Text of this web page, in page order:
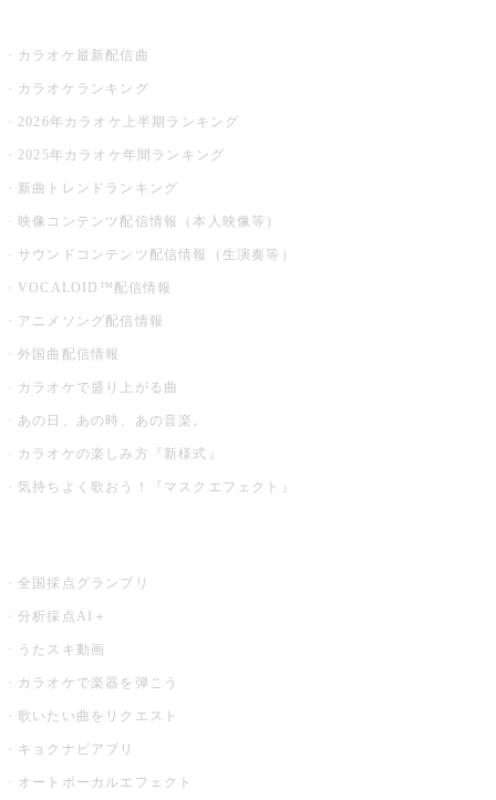
カラオケ最新配信曲
カラオケランキング
2026年カラオケ上半期ランキング
2025年カラオケ年間ランキング
新曲トレンドランキング
映像コンテンツ配信情報（本人映像等）
サウンドコンテンツ配信情報（生演奏等）
VOCALOID™配信情報
アニメソング配信情報
外国曲配信情報
カラオケで盛り上がる曲
あの日、あの時、あの音楽。
カラオケの楽しみ方『新様式』
気持ちよく歌おう！『マスクエフェクト』
全国採点グランプリ
分析採点AI＋
うたスキ動画
カラオケで楽器を弾こう
歌いたい曲をリクエスト
キョクナビアプリ
オートボーカルエフェクト